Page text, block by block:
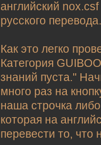
английский
русского
Как это легко
Категория
знаний пуста."
много раз на
наша строчка
которая на
перевести то, что